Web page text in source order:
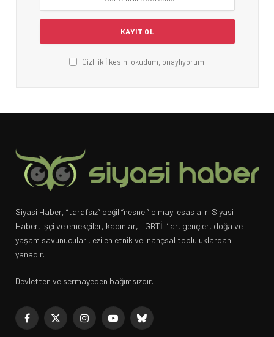
Gizlilik İlkesini okudum, onaylıyorum.
Siyasi Haber, “tarafsız” değil “nesnel” olmayı esas alır. Siyasi
Haber, işçi ve emekçiler, kadınlar, LGBTİ+’lar, gençler, doğa ve
yaşam savunucuları, ezilen etnik ve inançsal topluluklardan
yanadır.
Devletten ve sermayeden bağımsızdır.
Facebook
X
InstagramYouTubeBluesky